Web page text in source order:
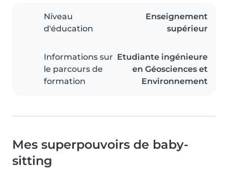
Niveau
d'éducation
Enseignement
supérieur
Informations sur
le parcours de
formation
Etudiante ingénieure
en Géosciences et
Environnement
Mes superpouvoirs de baby-
sitting